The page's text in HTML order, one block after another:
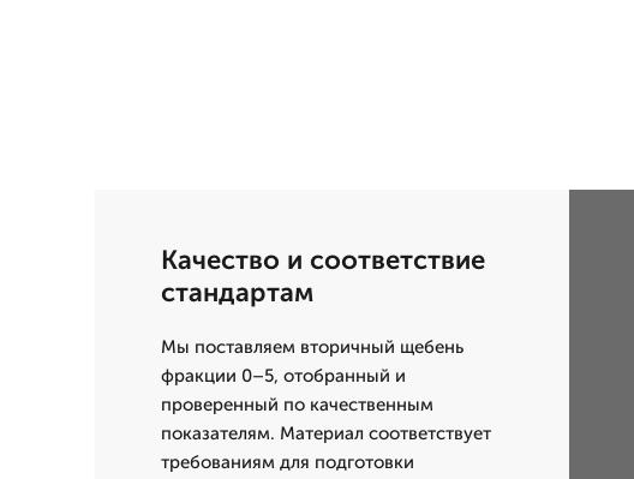
Качество и соответствие
стандартам
Мы поставляем вторичный щебень
фракции 0–5, отобранный и
проверенный по качественным
показателям. Материал соответствует
требованиям для подготовки